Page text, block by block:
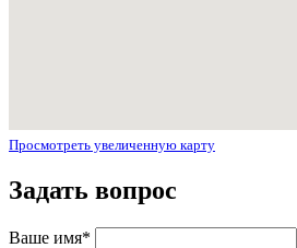
Просмотреть увеличенную карту
Задать вопрос
Ваше имя*